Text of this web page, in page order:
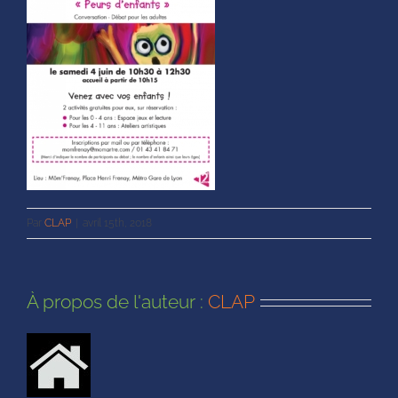
Par CLAP avril 15th, 2018
À propos de l'auteur : CLAP